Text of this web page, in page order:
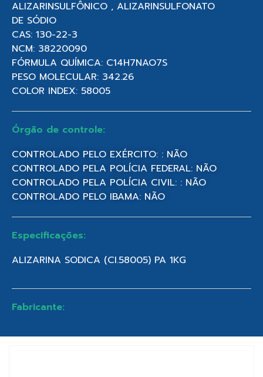
ALIZARINSULFÔNICO , ALIZARINSULFONATO
DE SÓDIO
CAS: 130-22-3
NCM: 38220090
FÓRMULA QUÍMICA: C14H7NAO7S
PESO MOLECULAR: 342.26
COLOR INDEX: 58005
Órgão de controle:
CONTROLADO PELO EXÉRCITO: : NÃO
CONTROLADO PELA POLÍCIA FEDERAL: NÃO
CONTROLADO PELA POLÍCIA CIVIL: : NÃO
CONTROLADO PELO IBAMA: NÃO
Especificações:
ALIZARINA SODICA (CI.58005) PA 1KG
Fabricante: